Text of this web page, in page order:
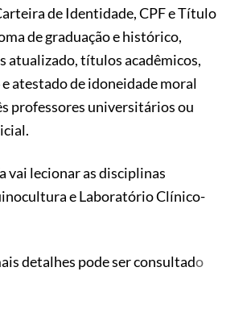
de Identidade, CPF e Título
de graduação e histórico,
atualizado, títulos acadêmicos,
atestado de idoneidade moral
professores universitários ou
vai lecionar as disciplinas
e Laboratório Clínico-
detalhes pode ser consultado